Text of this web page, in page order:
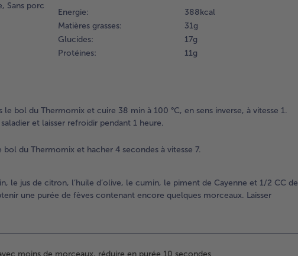
Sans porc
Energie:
388 kcal
Matières grasses:
31 g
Glucides:
17 g
Protéines:
11 g
le bol du Thermomix et cuire 38 min à 100 °C, en sens inverse, à vitesse 1.
et laisser refroidir pendant 1 heure.
du Thermomix et hacher 4 secondes à vitesse 7.
le jus de citron, l’huile d’olive, le cumin, le piment de Cayenne et 1/2 CC de
une purée de fèves contenant encore quelques morceaux. Laisser